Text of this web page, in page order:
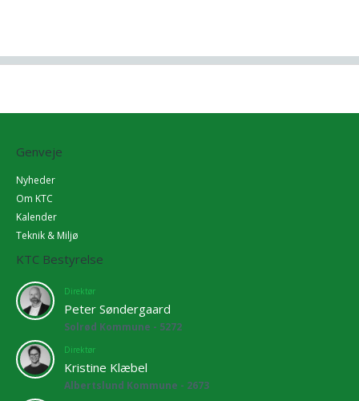
Genveje
Nyheder
Om KTC
Kalender
Teknik & Miljø
KTC Bestyrelse
Direktør
Peter Søndergaard
Solrød Kommune - 5272
Direktør
Kristine Klæbel
Albertslund Kommune - 2673